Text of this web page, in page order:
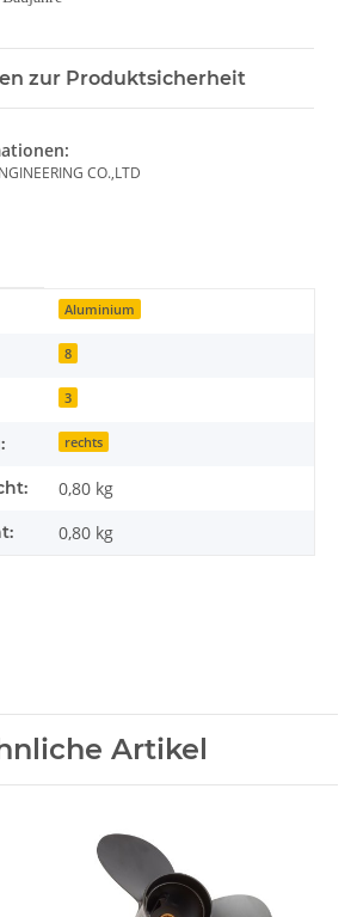
zur Produktsicherheit
CO.,LTD
Aluminium
8
3
rechts
0,80 kg
0,80 kg
Artikel